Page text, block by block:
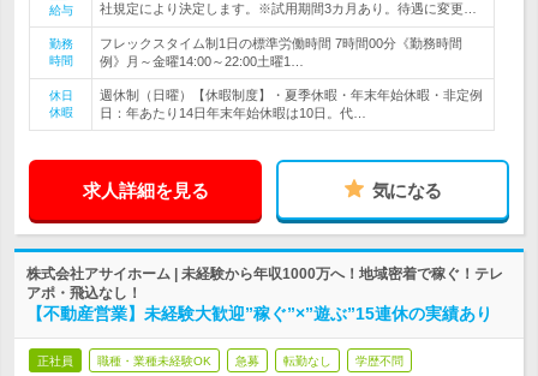
給与
社規定により決定します。※試用期間3カ月あり。待遇に変更…
勤務
時間
フレックスタイム制1日の標準労働時間 7時間00分《勤務時間
例》月～金曜14:00～22:00土曜1…
休日
休暇
週休制（日曜）【休暇制度】・夏季休暇・年末年始休暇・非定例
日：年あたり14日年末年始休暇は10日。代…
求人詳細を見る 気になる
株式会社アサイホーム | 未経験から年収1000万へ！地域密着で稼ぐ！テレ
アポ・飛込なし！
【不動産営業】未経験大歓迎”稼ぐ”×”遊ぶ”15連休の実績あり
正社員 職種・業種未経験OK 急募 転勤なし 学歴不問